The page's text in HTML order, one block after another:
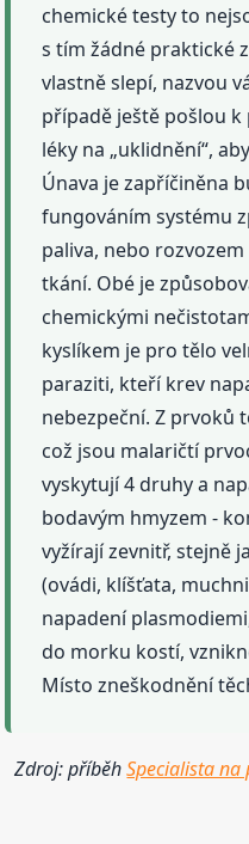
chemické testy to
s tím žádné praktické
vlastně slepí, nazvou
případě ještě pošlou
léky na „uklidnění“,
Únava je zapříčiněna
fungováním systému
paliva, nebo
tkání. Obé je
chemickými
kyslíkem je pro tělo
paraziti, kteří krev
nebezpeční. Z prvoků
což jsou malaričtí
vyskytují 4 druhy a
bodavým hmyzem -
vyžírají zevnitř, stejně
(ovádi, klíšťata,
napadení
do morku kostí,
Místo zneškodnění
Zdroj: příběhSpecialista